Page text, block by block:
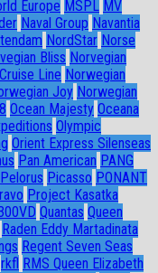
Europe MSPL MV
Naval Group Navantia
NordStar Norse
Bliss Norvegian
Line Norwegian
Joy Norwegian
Ocean Majesty Oceana
Olympic
Orient Express Silenseas
Pan American PANG
Pelorus Picasso PONANT
Project Kasatka
Quantas Queen
Raden Eddy Martadinata
Regent Seven Seas
rkfl RMS Queen Elizabeth